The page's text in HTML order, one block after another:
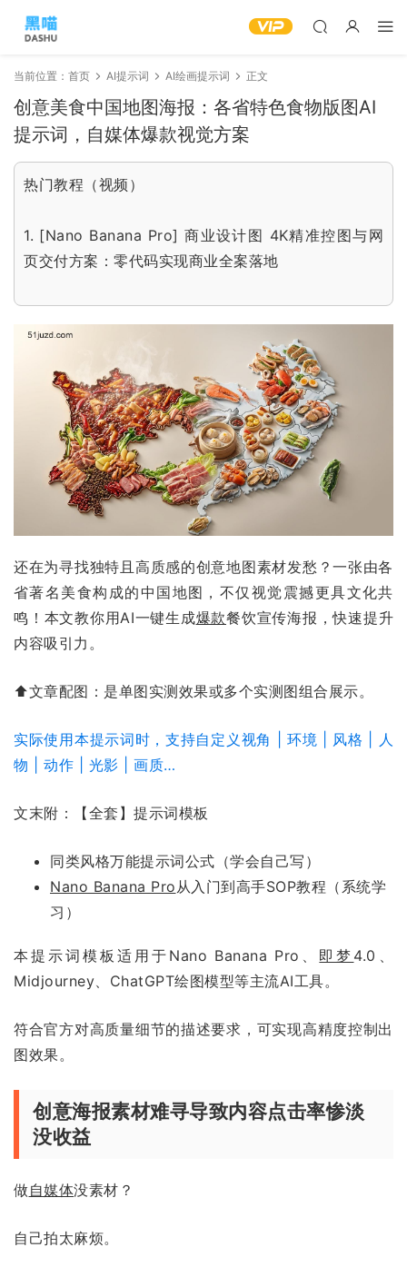
当前位置： 首页 AI提示词 AI绘画提示词 正文
创意美食中国地图海报：各省特色食物版图AI
提示词，自媒体爆款视觉方案
热门教程（视频）
1. [Nano Banana Pro] 商业设计图 4K精准控图与网
页交付方案：零代码实现商业全案落地
还在为寻找独特且高质感的创意地图素材发愁？一张由各
省著名美食构成的中国地图，不仅视觉震撼更具文化共
鸣！本文教你用AI一键生成爆款餐饮宣传海报，快速提升
内容吸引力。
⬆文章配图：是单图实测效果或多个实测图组合展示。
实际使用本提示词时，支持自定义视角 | 环境 | 风格 | 人
物 | 动作 | 光影 | 画质…
文末附：【全套】提示词模板
同类风格万能提示词公式（学会自己写）
Nano Banana Pro从入门到高手SOP教程（系统学
习）
本提示词模板适用于Nano Banana Pro、 即梦 4.0、
Midjourney、ChatGPT绘图模型等主流AI工具。
符合官方对高质量细节的描述要求，可实现高精度控制出
图效果。
创意海报素材难寻导致内容点击率惨淡
没收益
做自媒体没素材？
自己拍太麻烦。